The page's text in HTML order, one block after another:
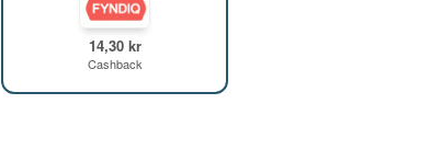
14,30 kr
Cashback